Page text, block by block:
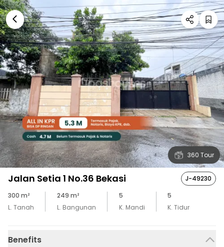
360 Tour
Jalan Setia 1 No.36 Bekasi
J-49230
300 m²
L. Tanah
249 m²
L. Bangunan
5
K. Mandi
5
K. Tidur
Benefits